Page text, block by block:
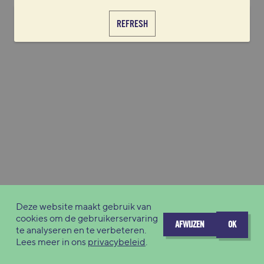
REFRESH
Deze website maakt gebruik van
cookies om de gebruikerservaring
te analyseren en te verbeteren.
Lees meer in ons privacybeleid.
AFWIJZEN OK